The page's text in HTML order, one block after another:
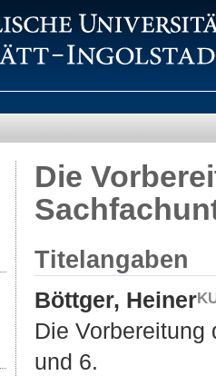
Die
Titelangaben
Böttger, Heiner
Die
und 6.